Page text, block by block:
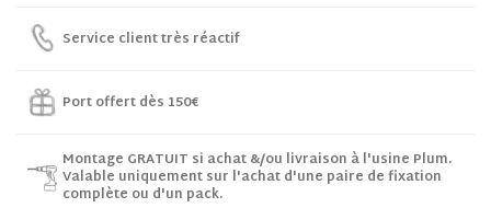
Service client très réactif
Port offert dès 150€
Montage GRATUIT si achat &/ou livraison à l'usine Plum.
Valable uniquement sur l'achat d'une paire de fixation
complète ou d'un pack.